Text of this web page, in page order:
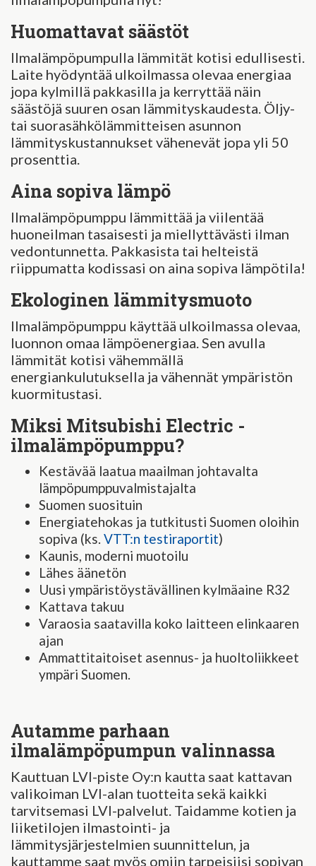
Huomattavat säästöt
Ilmalämpöpumpulla lämmität kotisi edullisesti.
Laite hyödyntää ulkoilmassa olevaa energiaa
jopa kylmillä pakkasilla ja kerryttää näin
säästöjä suuren osan lämmityskaudesta. Öljy-
tai suorasähkölämmitteisen asunnon
lämmityskustannukset vähenevät jopa yli 50
prosenttia.
Aina sopiva lämpö
Ilmalämpöpumppu lämmittää ja viilentää
huoneilman tasaisesti ja miellyttävästi ilman
vedontunnetta. Pakkasista tai helteistä
riippumatta kodissasi on aina sopiva lämpötila!
Ekologinen lämmitysmuoto
Ilmalämpöpumppu käyttää ulkoilmassa olevaa,
luonnon omaa lämpöenergiaa. Sen avulla
lämmität kotisi vähemmällä
energiankulutuksella ja vähennät ympäristön
kuormitustasi.
Miksi Mitsubishi Electric -
ilmalämpöpumppu?
Kestävää laatua maailman johtavalta
lämpöpumppuvalmistajalta
Suomen suosituin
Energiatehokas ja tutkitusti Suomen oloihin
sopiva (ks. VTT:n testiraportit)
Kaunis, moderni muotoilu
Lähes äänetön
Uusi ympäristöystävällinen kylmäaine R32
Kattava takuu
Varaosia saatavilla koko laitteen elinkaaren
ajan
Ammattitaitoiset asennus- ja huoltoliikkeet
ympäri Suomen.
Autamme parhaan
ilmalämpöpumpun valinnassa
Kauttuan LVI-piste Oy:n kautta saat kattavan
valikoiman LVI-alan tuotteita sekä kaikki
tarvitsemasi LVI-palvelut. Taidamme kotien ja
liiketilojen ilmastointi- ja
lämmitysjärjestelmien suunnittelun, ja
kauttamme saat myös omiin tarpeisiisi sopivan